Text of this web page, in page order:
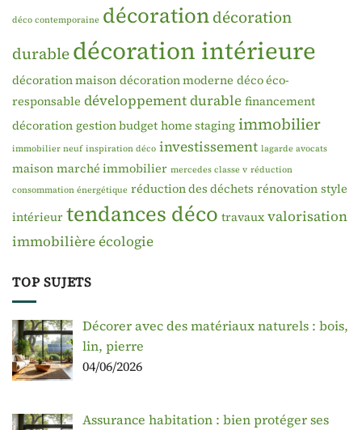
déco contemporaine décorationdécoration
durabledécoration intérieure
décoration maison décoration moderne déco éco-
responsable développement durable financement
décoration gestion budget home staging immobilier
immobilier neuf inspiration déco investissement lagarde avocats
maison marché immobilier mercedes classe v réduction
consommation énergétique réduction des déchets rénovation style
intérieur tendances déco travaux valorisation
immobilièreécologie
TOP SUJETS
Décorer avec des matériaux naturels : bois,
lin, pierre
04/06/2026
Assurance habitation : bien protéger ses